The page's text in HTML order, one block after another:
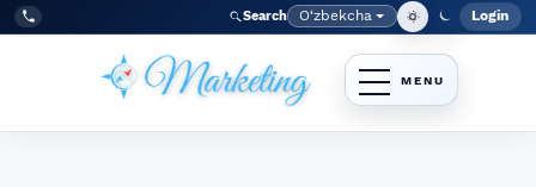
Skip to main navigation menu
Skip to main content
Skip to site footer
Tel:
+998977838464 Search Language
O‘zbekcha Login